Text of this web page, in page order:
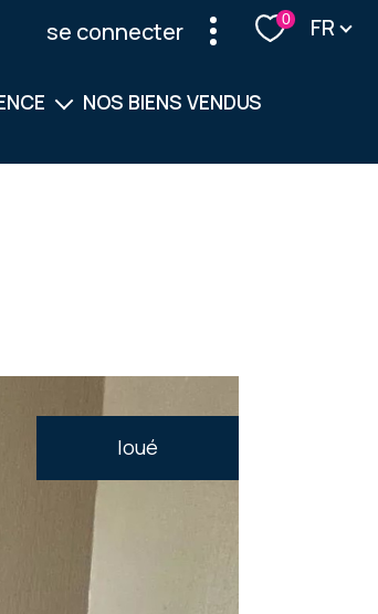
se connecter 0 Langue
FR
NOS BIENS VENDUS
loué